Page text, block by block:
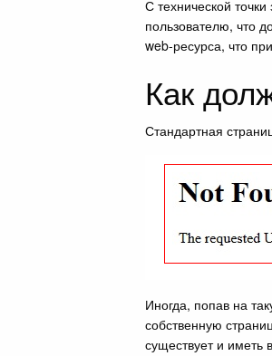
С технической
пользователю, что
web-ресурса, что
Как
Стандартная
Иногда, попав на
собственную
существует и иметь